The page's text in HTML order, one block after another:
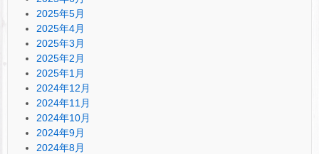
2025年5月
2025年4月
2025年3月
2025年2月
2025年1月
2024年12月
2024年11月
2024年10月
2024年9月
2024年8月